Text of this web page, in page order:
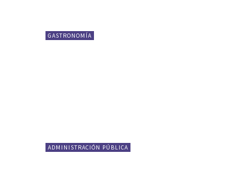
GASTRONOMÍA
ADMINISTRACIÓN PÚBLICA